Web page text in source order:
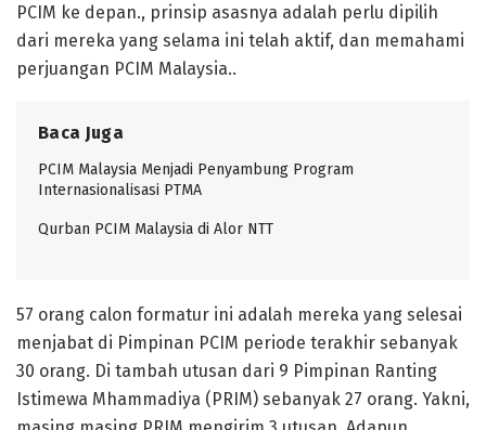
PCIM ke depan., prinsip asasnya adalah perlu dipilih
dari mereka yang selama ini telah aktif, dan memahami
perjuangan PCIM Malaysia..
Baca Juga
PCIM Malaysia Menjadi Penyambung Program
Internasionalisasi PTMA
Qurban PCIM Malaysia di Alor NTT
57 orang calon formatur ini adalah mereka yang selesai
menjabat di Pimpinan PCIM periode terakhir sebanyak
30 orang. Di tambah utusan dari 9 Pimpinan Ranting
Istimewa Mhammadiya (PRIM) sebanyak 27 orang. Yakni,